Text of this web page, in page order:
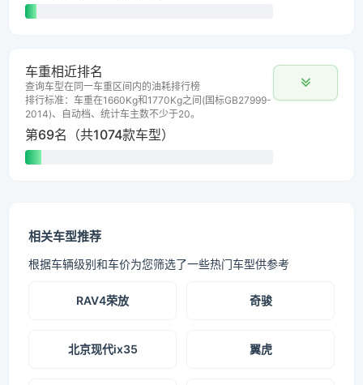
车重相近排名
查询车型在同一车重区间内的油耗排行榜
排行标准：车重在1660Kg和1770Kg之间(国标GB27999-
2014)、自动档、统计车主数不少于20。
第69名（共1074款车型）
相关车型推荐
根据车辆级别和车价为您筛选了一些热门车型供参考
RAV4荣放 奇骏
北京现代ix35 翼虎